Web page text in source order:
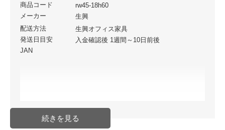
商品コード
rw45-18h60
メーカー
生興
配送方法
生興オフィス家具
発送日目安
入金確認後 1週間～10日前後
JAN